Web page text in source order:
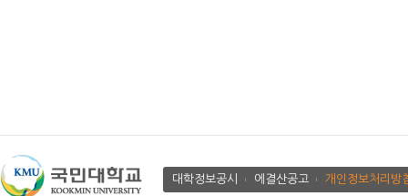
대학정보공시 에결산공고 개인정보처리방